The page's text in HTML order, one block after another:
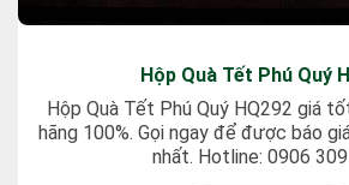
Hộp Quà Tết Phú Quý
Hộp Quà Tết Phú Quý HQ292 giá
hãng 100%. Gọi ngay để được báo
nhất. Hotline: 0906